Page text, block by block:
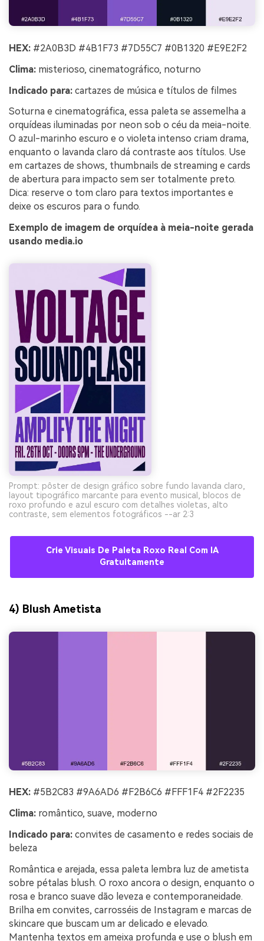
HEX: #2A0B3D #4B1F73 #7D55C7 #0B1320 #E9E2F2
Clima: misterioso, cinematográfico, noturno
Indicado para: cartazes de música e títulos de filmes
Soturna e cinematográfica, essa paleta se assemelha a
orquídeas iluminadas por neon sob o céu da meia-noite.
O azul-marinho escuro e o violeta intenso criam drama,
enquanto o lavanda claro dá contraste aos títulos. Use
em cartazes de shows, thumbnails de streaming e cards
de abertura para impacto sem ser totalmente preto.
Dica: reserve o tom claro para textos importantes e
deixe os escuros para o fundo.
Exemplo de imagem de orquídea à meia-noite gerada
usando media.io
Prompt: pôster de design gráfico sobre fundo lavanda claro,
layout tipográfico marcante para evento musical, blocos de
roxo profundo e azul escuro com detalhes violetas, alto
contraste, sem elementos fotográficos --ar 2:3
Crie Visuais De Paleta Roxo Real Com IA
Gratuitamente
4) Blush Ametista
HEX: #5B2C83 #9A6AD6 #F2B6C6 #FFF1F4 #2F2235
Clima: romântico, suave, moderno
Indicado para: convites de casamento e redes sociais de
beleza
Romântica e arejada, essa paleta lembra luz de ametista
sobre pétalas blush. O roxo ancora o design, enquanto o
rosa e branco suave dão leveza e contemporaneidade.
Brilha em convites, carrosséis de Instagram e marcas de
skincare que buscam um ar delicado e elevado.
Mantenha textos em ameixa profunda e use o blush em